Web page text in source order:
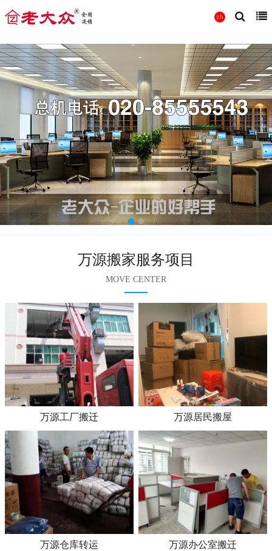
万源搬家服务项目
MOVE CENTER
万源工厂搬迁 万源居民搬屋
万源仓库转运 万源办公室搬迁